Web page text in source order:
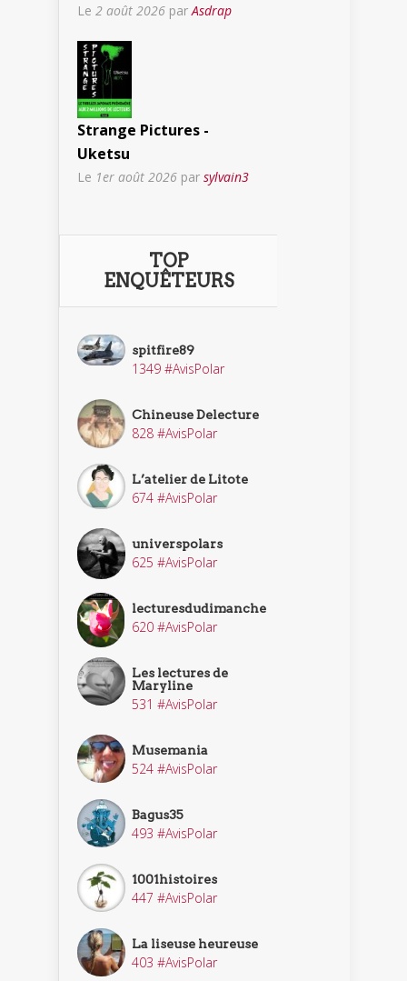
Le 2 août 2026 par Asdrap
Strange Pictures -
Uketsu
Le 1er août 2026 par sylvain3
TOP
ENQUÊTEURS
spitfire89
1349 #AvisPolar
Chineuse Delecture
828 #AvisPolar
L’atelier de Litote
674 #AvisPolar
universpolars
625 #AvisPolar
lecturesdudimanche
620 #AvisPolar
Les lectures de
Maryline
531 #AvisPolar
Musemania
524 #AvisPolar
Bagus35
493 #AvisPolar
1001histoires
447 #AvisPolar
La liseuse heureuse
403 #AvisPolar